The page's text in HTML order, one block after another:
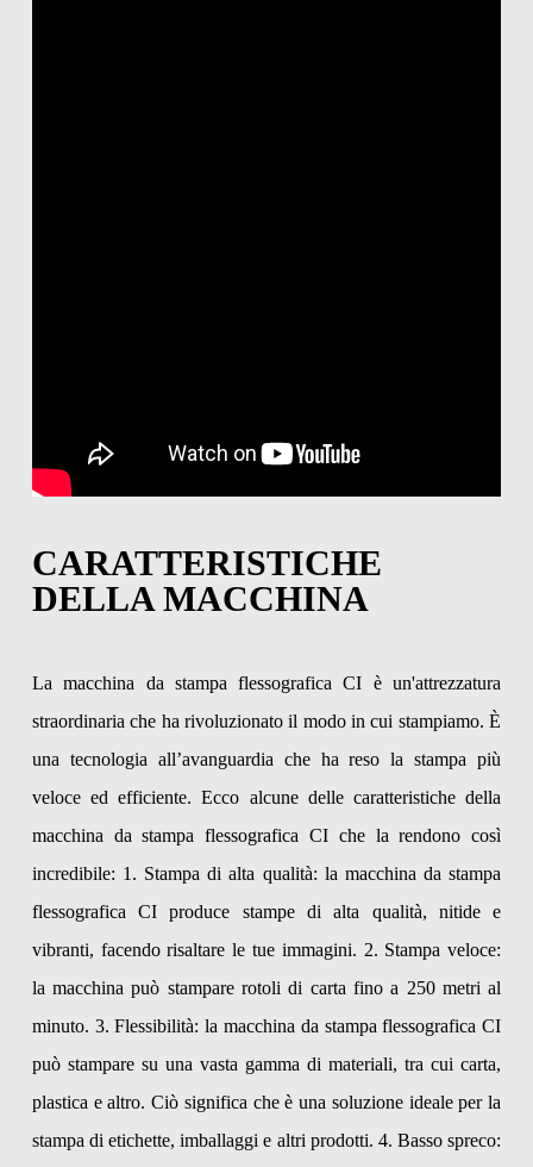
CARATTERISTICHE
DELLA MACCHINA
La macchina da stampa flessografica CI è un'attrezzatura
straordinaria che ha rivoluzionato il modo in cui stampiamo. È
una tecnologia all’avanguardia che ha reso la stampa più
veloce ed efficiente. Ecco alcune delle caratteristiche della
macchina da stampa flessografica CI che la rendono così
incredibile: 1. Stampa di alta qualità: la macchina da stampa
flessografica CI produce stampe di alta qualità, nitide e
vibranti, facendo risaltare le tue immagini. 2. Stampa veloce:
la macchina può stampare rotoli di carta fino a 250 metri al
minuto. 3. Flessibilità: la macchina da stampa flessografica CI
può stampare su una vasta gamma di materiali, tra cui carta,
plastica e altro. Ciò significa che è una soluzione ideale per la
stampa di etichette, imballaggi e altri prodotti. 4. Basso spreco: